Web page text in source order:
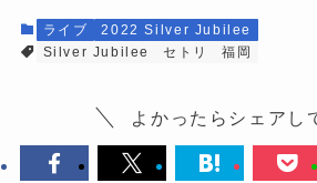
ライブ
2022 Silver Jubilee
Silver Jubilee
セトリ 福岡
よかったらシェアし